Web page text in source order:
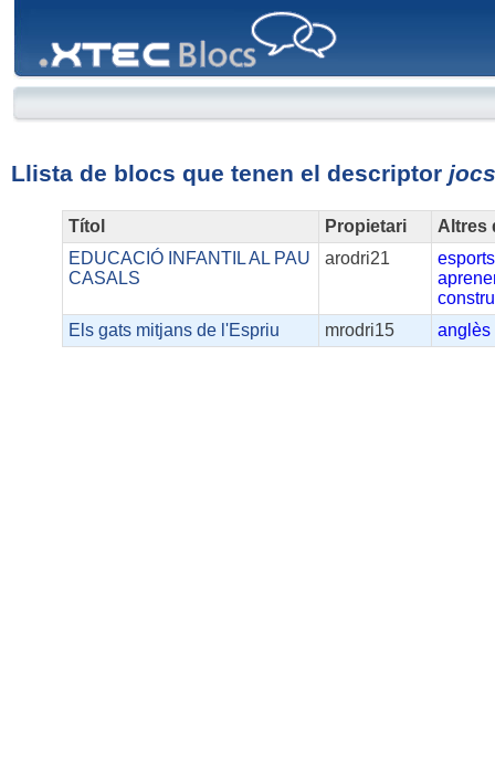
Llista de blocs que tenen el descriptor
Títol Propietari
Altres
EDUCACIÓ INFANTIL AL PAU
CASALS
arodri21
esports
Els gats mitjans de l'Espriu
mrodri15 anglès